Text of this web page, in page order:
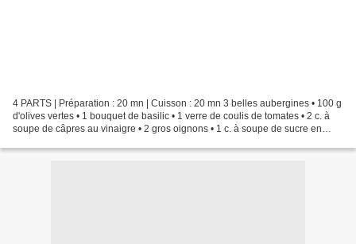
4 PARTS | Préparation : 20 mn | Cuisson : 20 mn 3 belles aubergines • 100 g
d'olives vertes • 1 bouquet de basilic • 1 verre de coulis de tomates • 2 c. à
soupe de câpres au vinaigre • 2 gros oignons • 1 c. à soupe de sucre en